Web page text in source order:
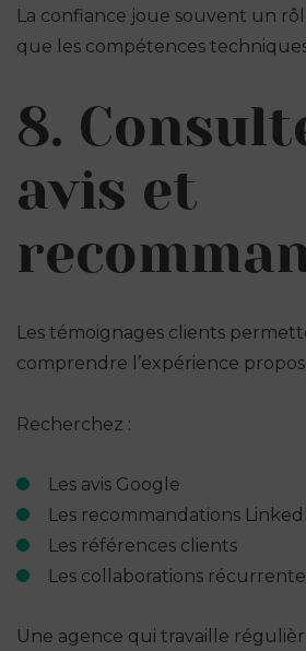
La confiance joue souvent un
que les compétences
8.
avis et
Les témoignages clients
comprendre l’expérience
Recherchez :
Les avis Google
Les recommandations
Les références clients
Les collaborations
Une agence qui travaille